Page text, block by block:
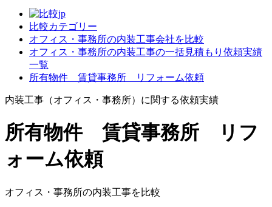
比較カテゴリー
オフィス・事務所の内装工事会社を比較
オフィス・事務所の内装工事の一括見積もり依頼実績
一覧
所有物件 賃貸事務所 リフォーム依頼
内装工事（オフィス・事務所）に関する依頼実績
所有物件 賃貸事務所 リフ
ォーム依頼
オフィス・事務所の内装工事を比較